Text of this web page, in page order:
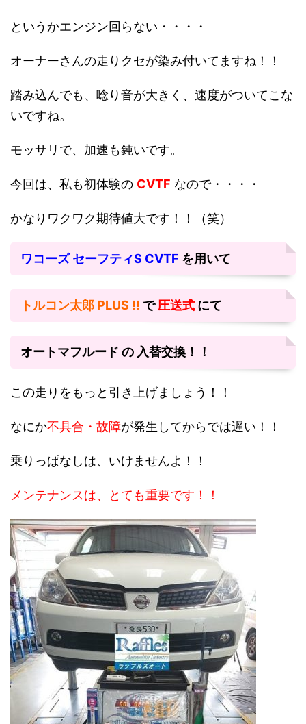
というかエンジン回らない・・・・
オーナーさんの走りクセが染み付いてますね！！
踏み込んでも、唸り音が大きく、速度がついてこな
いですね。
モッサリで、加速も鈍いです。
今回は、私も初体験の CVTF なので・・・・
かなりワクワク期待値大です！！（笑）
ワコーズ セーフティS CVTF を用いて
トルコン太郎 PLUS !! で圧送式 にて
オートマフルード の 入替交換！！
この走りをもっと引き上げましょう！！
なにか不具合・故障が発生してからでは遅い！！
乗りっぱなしは、いけませんよ！！
メンテナンスは、とても重要です！！